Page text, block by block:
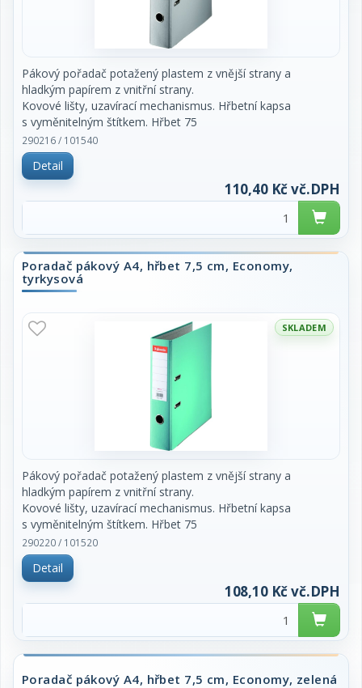
Pákový pořadač potažený plastem z vnější strany a
hladkým papírem z vnitřní strany.
Kovové lišty, uzavírací mechanismus. Hřbetní kapsa
s vyměnitelným štítkem. Hřbet 75
mm. Cena za kus.
290216 / 101540
Detail
110,40 Kč vč.DPH
Poradač pákový A4, hřbet 7,5 cm, Economy,
tyrkysová
SKLADEM
Pákový pořadač potažený plastem z vnější strany a
hladkým papírem z vnitřní strany.
Kovové lišty, uzavírací mechanismus. Hřbetní kapsa
s vyměnitelným štítkem. Hřbet 75
mm. Cena za kus.
290220 / 101520
Detail
108,10 Kč vč.DPH
Poradač pákový A4, hřbet 7,5 cm, Economy, zelená